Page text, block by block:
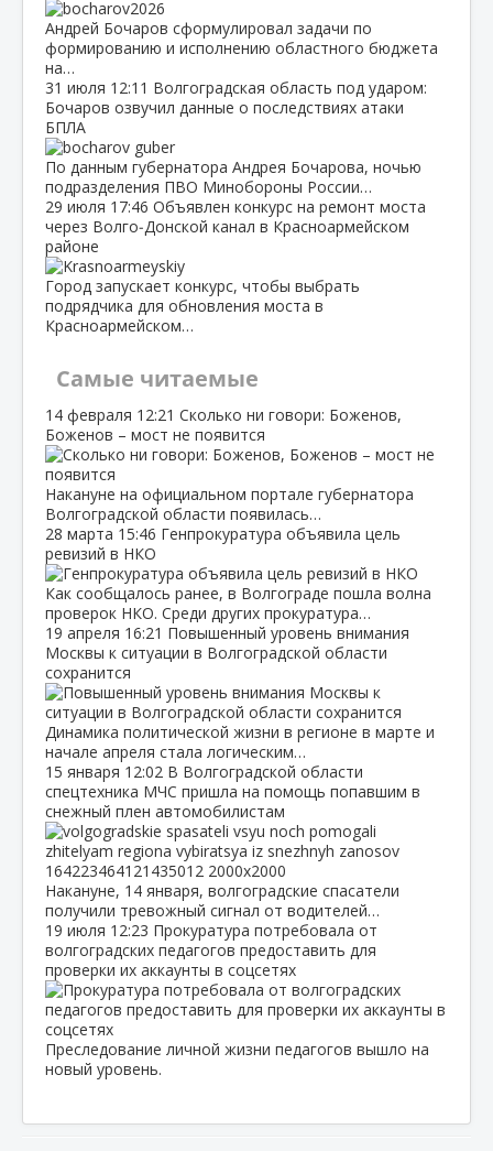
Андрей Бочаров сформулировал задачи по
формированию и исполнению областного бюджета
на…
31 июля 12:11 Волгоградская область под ударом:
Бочаров озвучил данные о последствиях атаки
БПЛА
По данным губернатора Андрея Бочарова, ночью
подразделения ПВО Минобороны России…
29 июля 17:46 Объявлен конкурс на ремонт моста
через Волго‑Донской канал в Красноармейском
районе
Город запускает конкурс, чтобы выбрать
подрядчика для обновления моста в
Красноармейском…
Самые читаемые
14 февраля 12:21 Сколько ни говори: Боженов,
Боженов – мост не появится
Накануне на официальном портале губернатора
Волгоградской области появилась…
28 марта 15:46 Генпрокуратура объявила цель
ревизий в НКО
Как сообщалось ранее, в Волгограде пошла волна
проверок НКО. Среди других прокуратура…
19 апреля 16:21 Повышенный уровень внимания
Москвы к ситуации в Волгоградской области
сохранится
Динамика политической жизни в регионе в марте и
начале апреля стала логическим…
15 января 12:02 В Волгоградской области
спецтехника МЧС пришла на помощь попавшим в
снежный плен автомобилистам
Накануне, 14 января, волгоградские спасатели
получили тревожный сигнал от водителей…
19 июля 12:23 Прокуратура потребовала от
волгоградских педагогов предоставить для
проверки их аккаунты в соцсетях
Преследование личной жизни педагогов вышло на
новый уровень.